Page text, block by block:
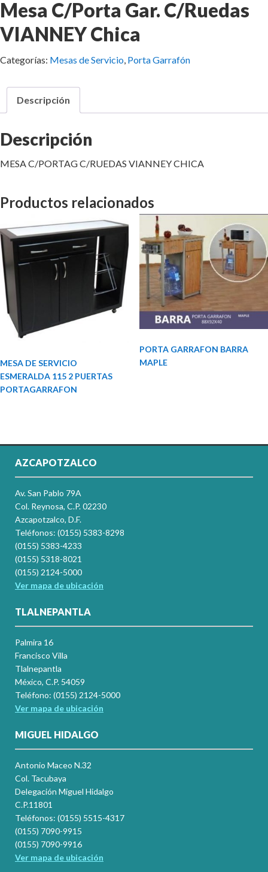
Mesa C/Porta Gar. C/Ruedas
VIANNEY Chica
Categorías: Mesas de Servicio Porta Garrafón
Descripción
Descripción
MESA C/PORTAG C/RUEDAS VIANNEY CHICA
Productos relacionados
MESA DE SERVICIO
ESMERALDA 115 2 PUERTAS
PORTAGARRAFON
PORTA GARRAFON BARRA
MAPLE
AZCAPOTZALCO
Av. San Pablo 79A
Col. Reynosa, C.P. 02230
Azcapotzalco, D.F.
Teléfonos: (0155) 5383-8298
(0155) 5383-4233
(0155) 5318-8021
(0155) 2124-5000
Ver mapa de ubicación
TLALNEPANTLA
Palmira 16
Francisco Villa
Tlalnepantla
México, C.P. 54059
Teléfono: (0155) 2124-5000
Ver mapa de ubicación
MIGUEL HIDALGO
Antonio Maceo N.32
Col. Tacubaya
Delegación Miguel Hidalgo
C.P.11801
Teléfonos: (0155) 5515-4317
(0155) 7090-9915
(0155) 7090-9916
Ver mapa de ubicación